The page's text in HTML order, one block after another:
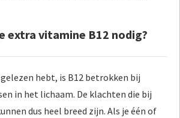
extra vitamine B12 nodig?
hebt, is B12 betrokken bij
in het lichaam. De klachten die bij
dus heel breed zijn. Als je één of